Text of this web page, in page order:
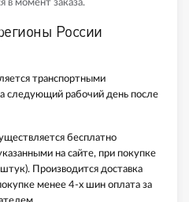
в момент заказа.
России
транспортными
следующий рабочий день после
бесплатно
на сайте, при покупке
Производится доставка
менее 4-х шин оплата за